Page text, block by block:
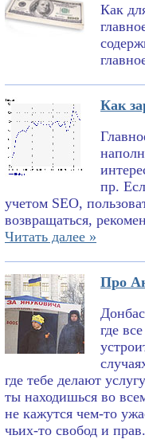
Как
Как
пр.
учетом SEO,
возвращаться,
Читать далее »
Про
где
где тебе делают
ты находишься во
не кажутся чем-то
чьих-то свобод и прав.